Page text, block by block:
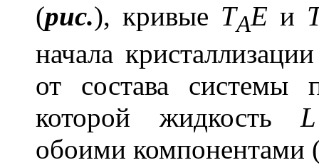
(рис.), кривые TAE и
начала
от состава системы
которой жидкость L
обоими компонентами